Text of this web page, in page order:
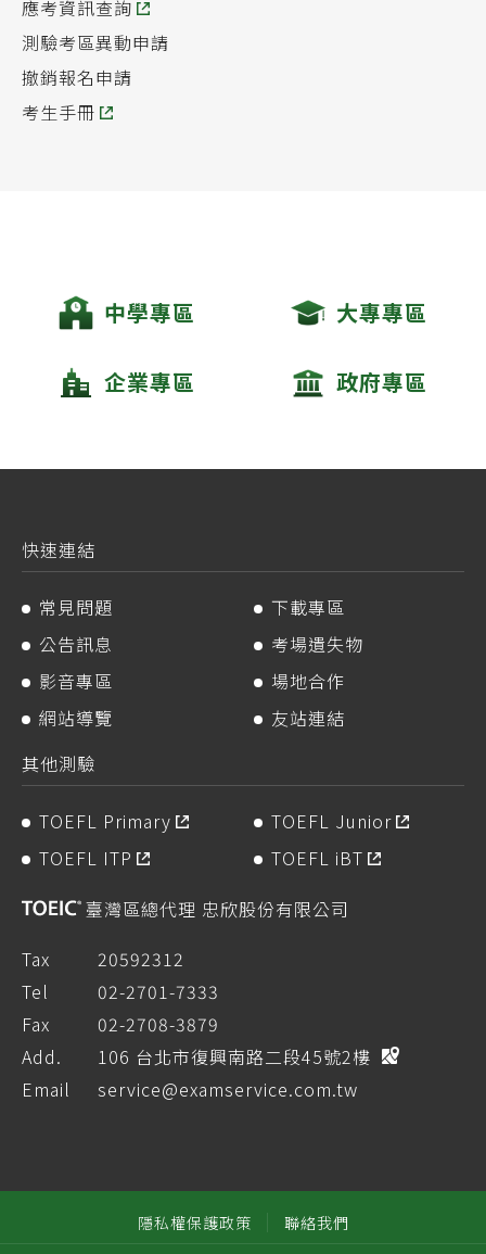
應考資訊查詢
測驗考區異動申請
撤銷報名申請
考生手冊
中學專區 大專專區
企業專區 政府專區
快速連結
常見問題
下載專區
公告訊息
考場遺失物
影音專區
場地合作
網站導覽
友站連結
其他測驗
TOEFL Primary
TOEFL Junior
TOEFL ITP
TOEFL iBT
臺灣區總代理 忠欣股份有限公司
Tax
20592312
Tel
02-2701-7333
Fax
02-2708-3879
Add.
106 台北市復興南路二段45號2樓
Email
service@examservice.com.tw
隱私權保護政策 聯絡我們